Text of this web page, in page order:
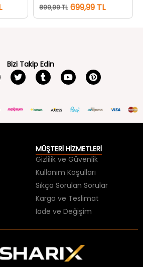
899,99 TL 699,99 TL
Bizi Takip Edin
MÜŞTERİ HİZMETLERİ
Gizlilik ve Güvenlik
Kullanım Koşulları
Sıkça Sorulan Sorular
Kargo ve Teslimat
İade ve Değişim